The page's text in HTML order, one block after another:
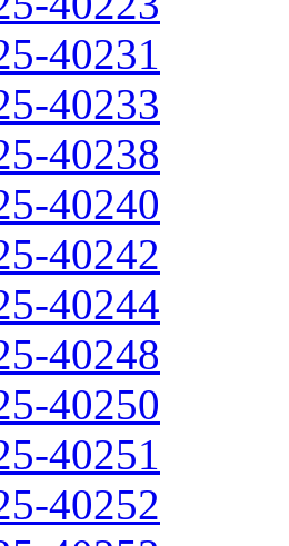
40231
40233
40238
40240
40242
40244
40248
40250
40251
40252